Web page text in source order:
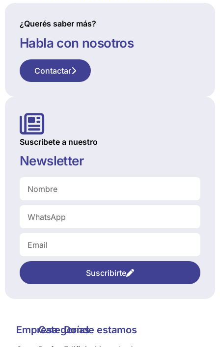
¿Querés saber más?
Habla con nosotros
Contactar
Suscribete a nuestro
Newsletter
Suscribirte
EmpresaCategoríasDonde estamos